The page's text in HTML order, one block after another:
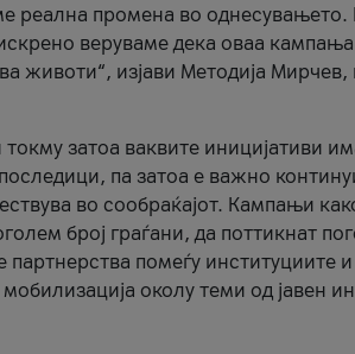
реална промена во
веруваме дека оваа кампања
животи“, изјави Методија
затоа ваквите иницијативи
па затоа е важно
во сообраќајот. Кампањи
број граѓани, да поттикнат
помеѓу институциите
околу теми од јавен